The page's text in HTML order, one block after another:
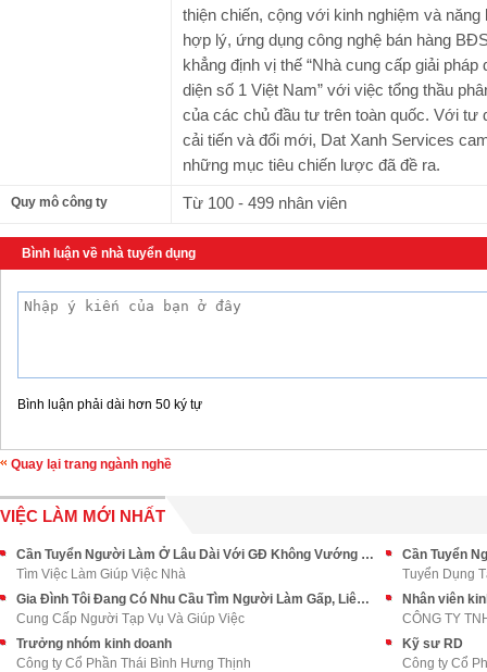
thiện chiến, cộng với kinh nghiệm và
hợp lý, ứng dụng công nghệ bán hàng
khẳng định vị thế “Nhà cung cấp giải
diện số 1 Việt Nam” với việc tổng thầu
của các chủ đầu tư trên toàn quốc. Với tư
cải tiến và đổi mới, Dat Xanh Services
những mục tiêu chiến lược đã đề ra.
Quy mô công ty Từ 100 - 499 nhân viên
Bình luận về nhà tuyển dụng
Bình luận phải dài hơn 50 ký tự
Quay lại trang ngành nghề
VIỆC LÀM MỚI NHẤT
Cần Tuyển Người Làm Ở Lâu Dài Với GĐ Không Vướng Bận Quá Nhiều
Tìm Việc Làm Giúp Việc Nhà
Tuyển Dụng
Gia Đình Tôi Đang Có Nhu Cầu Tìm Người Làm Gấp, Liên Hệ Ngay
Cung Cấp Người Tạp Vụ Và Giúp Việc
Nhân viên
CÔNG TY
Trưởng nhóm kinh doanh
Công ty Cổ Phần Thái Bình Hưng Thịnh
Kỹ sư RD
Công ty Cổ